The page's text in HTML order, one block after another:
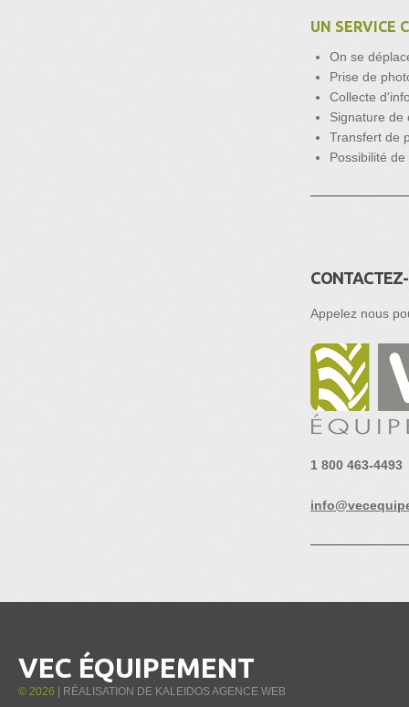
UN SERVICE
On se
Prise de
Collecte
Signature de
Transfert de
Possibilité
Appelez nous
1 800 463-4493
VEC ÉQUIPEMENT
© 2026 | RÉALISATION DE KALEIDOS AGENCE WEB